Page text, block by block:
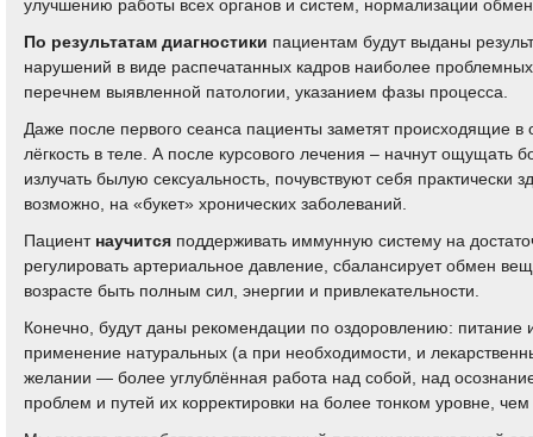
улучшению работы всех органов и систем, нормализации
По результатам диагностики пациентам будут выданы
нарушений в виде распечатанных кадров наиболее
перечнем выявленной патологии, указанием фазы процесса.
Даже после первого сеанса пациенты заметят происходящие в
лёгкость в теле. А после курсового лечения – начнут ощущать
излучать былую сексуальность, почувствуют себя практически
возможно, на «букет» хронических заболеваний.
Пациент научится поддерживать иммунную систему на
регулировать артериальное давление, сбалансирует обмен
возрасте быть полным сил, энергии и привлекательности.
Конечно, будут даны рекомендации по оздоровлению: питание
применение натуральных (а при необходимости, и
желании — более углублённая работа над собой, над
проблем и путей их корректировки на более тонком уровне,